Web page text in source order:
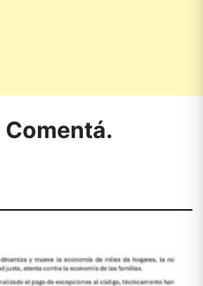
Comentá.